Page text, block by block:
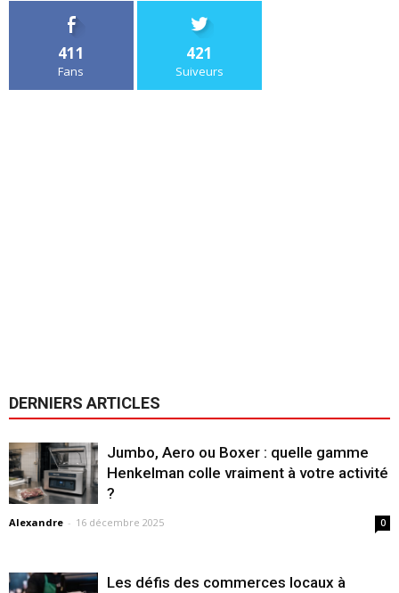
411
Fans
421
Suiveurs
DERNIERS ARTICLES
Jumbo, Aero ou Boxer : quelle gamme
Henkelman colle vraiment à votre activité
?
Alexandre - 16 décembre 2025 0
Les défis des commerces locaux à